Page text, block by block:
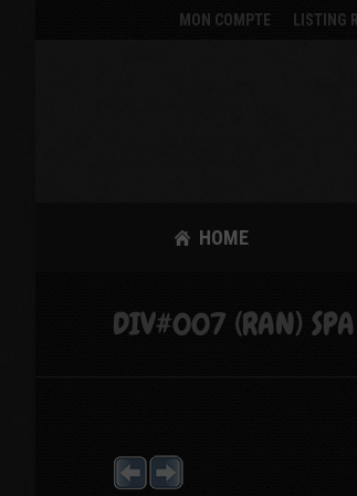
MON COMPTE LISTING
HOME
DIV#007 (RAN)